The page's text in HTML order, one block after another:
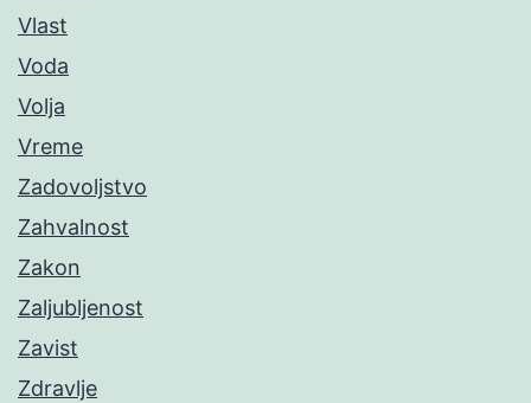
Vlast
Voda
Volja
Vreme
Zadovoljstvo
Zahvalnost
Zakon
Zaljubljenost
Zavist
Zdravlje